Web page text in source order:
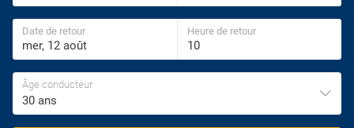
Date de retour Heure de retour
Âge conducteur
30 ans